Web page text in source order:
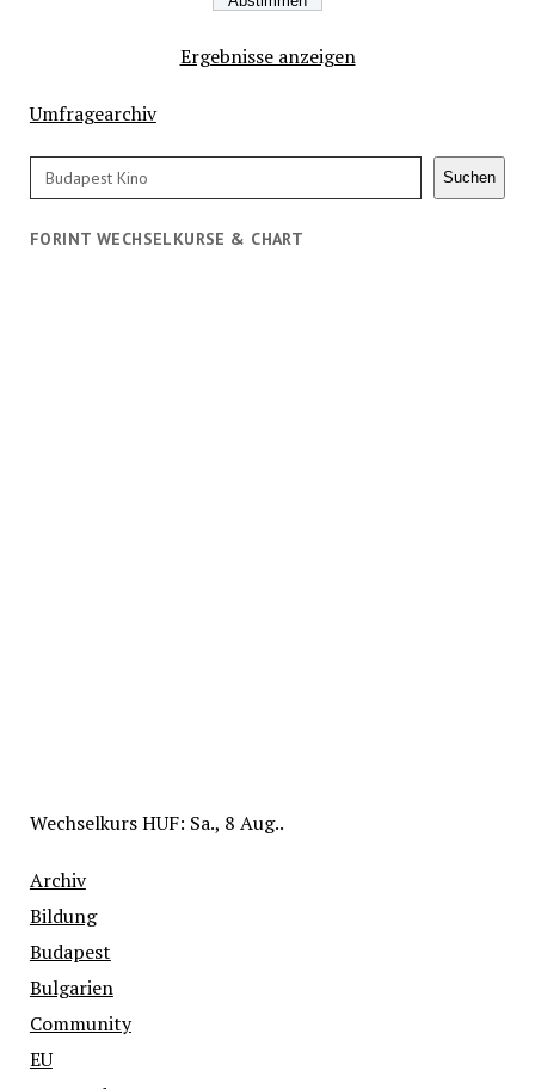
Ergebnisse anzeigen
Umfragearchiv
Suchen Suchen
FORINT WECHSELKURSE & CHART
WechselkursHUF: Sa., 8 Aug..
Archiv
Bildung
Budapest
Bulgarien
Community
EU